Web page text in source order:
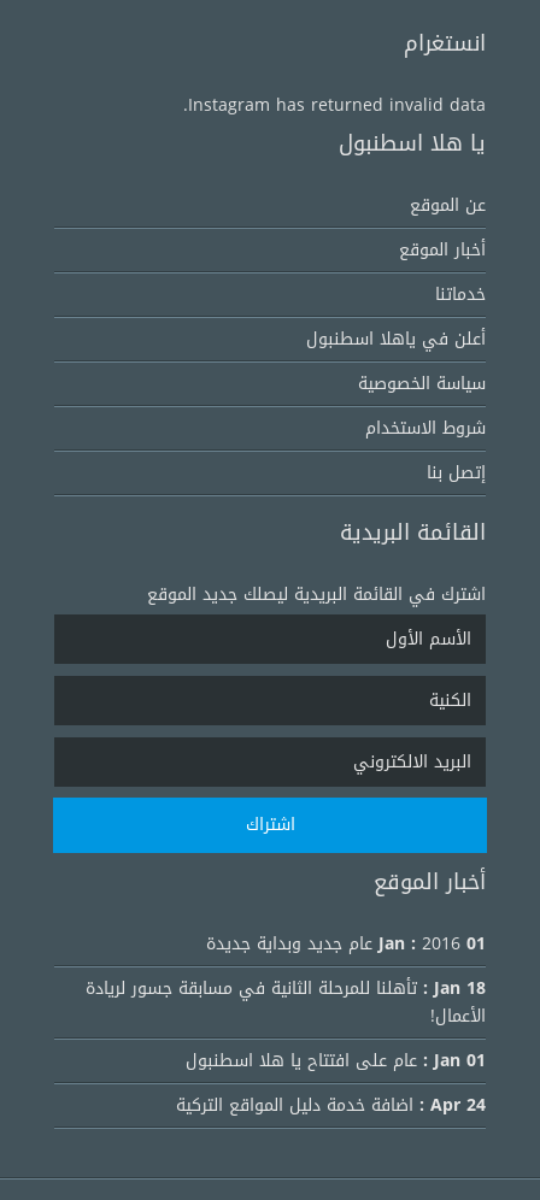
انستغرام
Instagram has returned invalid data.
يا هلا اسطنبول
عن الموقع
أخبار الموقع
خدماتنا
أعلن في ياهلا اسطنبول
سياسة الخصوصية
شروط الاستخدام
إتصل بنا
القائمة البريدية
اشترك في القائمة البريدية ليصلك جديد الموقع
أخبار الموقع
01 Jan :2016 عام جديد وبداية جديدة
18 Jan :
تأهلنا للمرحلة الثانية في مسابقة جسور لريادة
الأعمال!
01 Jan :
عام على افتتاح يا هلا اسطنبول
24 Apr :
اضافة خدمة دليل المواقع التركية